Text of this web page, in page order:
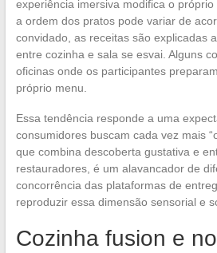
experiência imersiva modifica o
a ordem dos pratos pode variar de
convidado, as receitas são explicadas
entre cozinha e sala se esvai. Alguns
oficinas onde os participantes
próprio menu.
Essa tendência responde a uma
consumidores buscam cada vez mais
que combina descoberta gustativa e
restauradores, é um alavancador de
concorrência das plataformas de
reproduzir essa dimensão sensorial e
Cozinha fusion e